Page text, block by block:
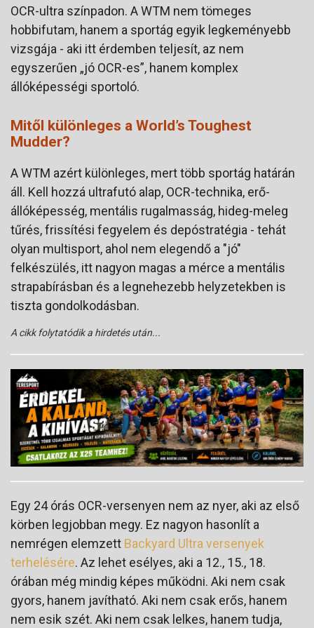
OCR-ultra színpadon. A WTM nem tömeges
hobbifutam, hanem a sportág egyik legkeményebb
vizsgája - aki itt érdemben teljesít, az nem
egyszerűen „jó OCR-es”, hanem komplex
állóképességi sportoló.
Mitől különleges a World’s Toughest
Mudder?
A WTM azért különleges, mert több sportág határán
áll. Kell hozzá ultrafutó alap, OCR-technika, erő-
állóképesség, mentális rugalmasság, hideg-meleg
tűrés, frissítési fegyelem és depóstratégia - tehát
olyan multisport, ahol nem elegendő a "jó"
felkészülés, itt nagyon magas a mérce a mentális
strapabírásban és a legnehezebb helyzetekben is
tiszta gondolkodásban.
A cikk folytatódik a hirdetés után...
Egy 24 órás OCR-versenyen nem az nyer, aki az első
körben legjobban megy. Ez nagyon hasonlít a
nemrégen elemzett Backyard Ultra versenyek
terhelésére. Az lehet esélyes, aki a 12., 15., 18.
órában még mindig képes működni. Aki nem csak
gyors, hanem javítható. Aki nem csak erős, hanem
nem esik szét. Aki nem csak lelkes, hanem tudja,